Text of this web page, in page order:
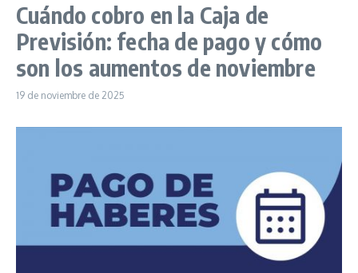
Cuándo cobro en la Caja de
Previsión: fecha de pago y cómo
son los aumentos de noviembre
19 de noviembre de 2025